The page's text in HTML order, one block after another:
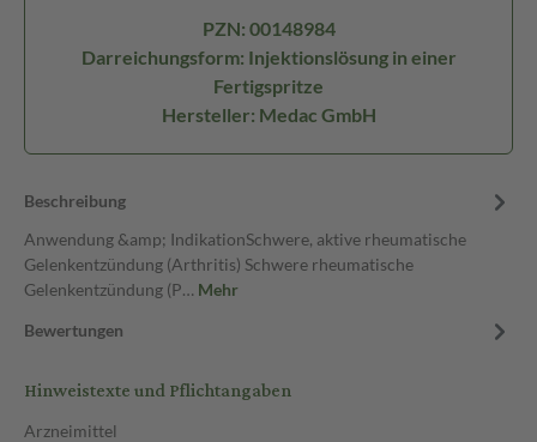
PZN: 00148984
Darreichungsform: Injektionslösung in einer
Fertigspritze
Hersteller: Medac GmbH
Beschreibung
Anwendung &amp; IndikationSchwere, aktive rheumatische
Gelenkentzündung (Arthritis) Schwere rheumatische
Gelenkentzündung (P… Mehr
Bewertungen
Hinweistexte und Pflichtangaben
Arzneimittel